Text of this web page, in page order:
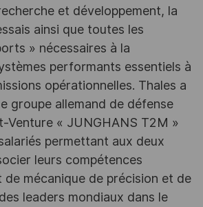
et développement, la
ainsi que toutes les
» nécessaires à la
performants essentiels à
opérationnelles. Thales a
groupe allemand de défense
Venture « JUNGHANS T2M »
permettant aux deux
leurs compétences
de mécanique de précision et de
leaders mondiaux dans le